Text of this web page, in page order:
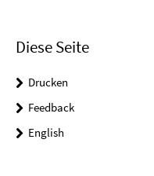
Diese Seite
Drucken
Feedback
English